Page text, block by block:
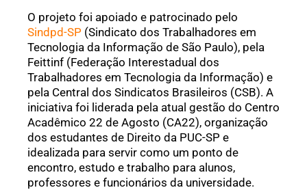
O projeto foi apoiado e patrocinado pelo
Sindpd-SP (Sindicato dos Trabalhadores em
Tecnologia da Informação de São Paulo), pela
Feittinf (Federação Interestadual dos
Trabalhadores em Tecnologia da Informação) e
pela Central dos Sindicatos Brasileiros (CSB). A
iniciativa foi liderada pela atual gestão do Centro
Acadêmico 22 de Agosto (CA22), organização
dos estudantes de Direito da PUC-SP e
idealizada para servir como um ponto de
encontro, estudo e trabalho para alunos,
professores e funcionários da universidade.